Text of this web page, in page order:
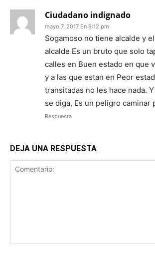
Ciudadano indignado
mayo 7, 2017 En 9:12 pm
Sogamoso no tiene alcalde y
alcalde Es un bruto que solo
calles en Buen estado en que
y a las que estan en Peor
transitadas no les hace nada.
se diga, Es un peligro caminar
Respuesta
DEJA UNA RESPUESTA